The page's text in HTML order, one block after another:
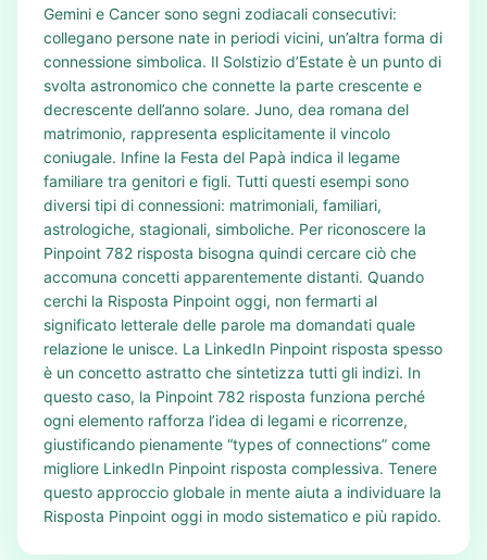
Gemini e Cancer sono segni zodiacali consecutivi:
collegano persone nate in periodi vicini, un’altra forma di
connessione simbolica. Il Solstizio d’Estate è un punto di
svolta astronomico che connette la parte crescente e
decrescente dell’anno solare. Juno, dea romana del
matrimonio, rappresenta esplicitamente il vincolo
coniugale. Infine la Festa del Papà indica il legame
familiare tra genitori e figli. Tutti questi esempi sono
diversi tipi di connessioni: matrimoniali, familiari,
astrologiche, stagionali, simboliche. Per riconoscere la
Pinpoint 782 risposta bisogna quindi cercare ciò che
accomuna concetti apparentemente distanti. Quando
cerchi la Risposta Pinpoint oggi, non fermarti al
significato letterale delle parole ma domandati quale
relazione le unisce. La LinkedIn Pinpoint risposta spesso
è un concetto astratto che sintetizza tutti gli indizi. In
questo caso, la Pinpoint 782 risposta funziona perché
ogni elemento rafforza l’idea di legami e ricorrenze,
giustificando pienamente “types of connections” come
migliore LinkedIn Pinpoint risposta complessiva. Tenere
questo approccio globale in mente aiuta a individuare la
Risposta Pinpoint oggi in modo sistematico e più rapido.